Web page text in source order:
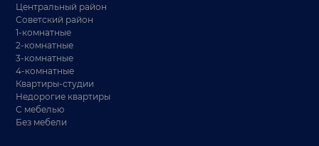
Центральный район
Советский район
1-комнатные
2-комнатные
3-комнатные
4-комнатные
Квартиры-студии
Недорогие квартиры
С мебелью
Без мебели